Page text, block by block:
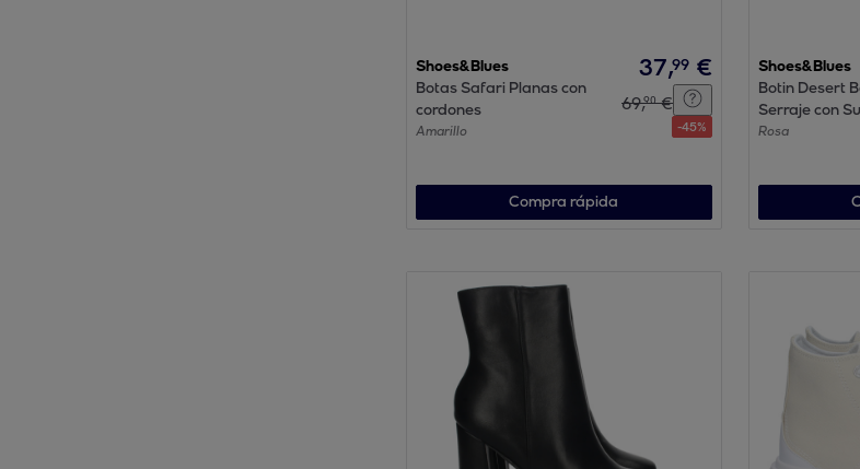
Shoes&Blues
Botas Safari Planas con
cordones
Amarillo
37,99 €
69,90 €
-45%
Compra rápida
Shoes&Blues
Botin Desert
Serraje con
Crepé
Rosa